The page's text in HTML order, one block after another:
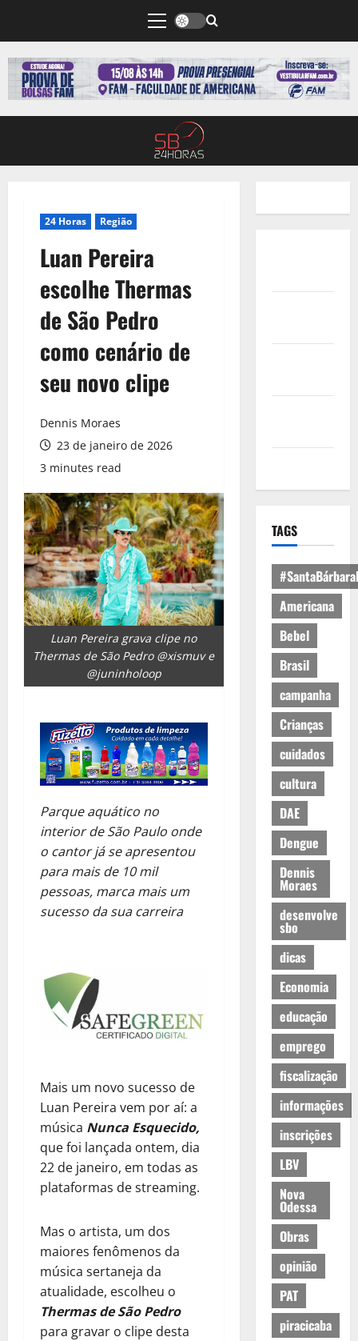
24 Horas Região
Luan Pereira
escolhe Thermas
de São Pedro
como cenário de
seu novo clipe
Dennis Moraes
23 de janeiro de 2026
3 minutes read
Luan Pereira grava clipe no
Thermas de São Pedro @xismuv e
@juninholoop
Parque aquático no
interior de São Paulo onde
o cantor já se apresentou
para mais de 10 mil
pessoas, marca mais um
sucesso da sua carreira
Mais um novo sucesso de
Luan Pereira vem por aí: a
música Nunca Esquecido,
que foi lançada ontem, dia
22 de janeiro, em todas as
plataformas de streaming.
Mas o artista, um dos
maiores fenômenos da
música sertaneja da
atualidade, escolheu o
Thermas de São Pedro
para gravar o clipe desta
TAGS
Americana
Bebel
Brasil
campanha
Crianças
cuidados
cultura
DAE
Dengue
Dennis
Moraes
desenvolve
sbo
dicas
Economia
educação
emprego
fiscalização
informações
inscrições
LBV
Nova
Odessa
Obras
opinião
PAT
piracicaba